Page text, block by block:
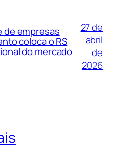
de empresas
coloca o RS
do mercado
27 de
abril
de
2026